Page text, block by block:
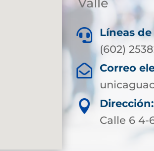
Valle

Líneas
(602)

Correo

Dirección:
Calle 6 4-